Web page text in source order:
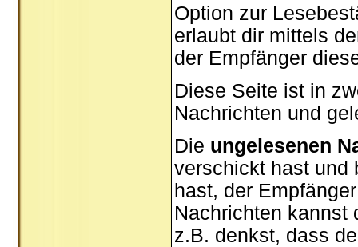
Option zur
erlaubt dir mittels
der Empfänger
Diese Seite ist in
Nachrichten und
Die ungelesenen
verschickt hast und
hast, der
Nachrichten kannst
z.B. denkst, dass